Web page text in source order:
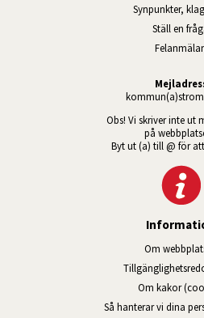
Synpunkter,
Ställ en
Obs! Vi skriver inte ut
på
Byt ut (a) till @ för
Om
Om kakor
Så hanterar vi dina